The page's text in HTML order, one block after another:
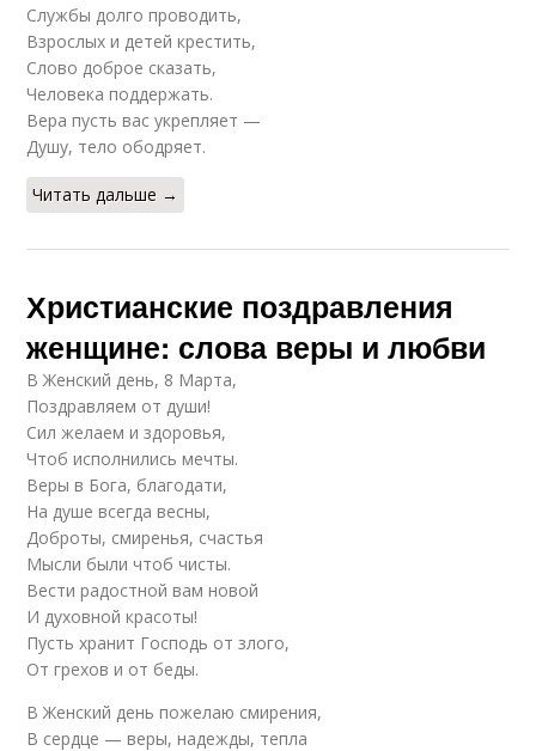
Службы долго проводить,
Взрослых и детей крестить,
Слово доброе сказать,
Человека поддержать.
Вера пусть вас укрепляет —
Душу, тело ободряет.
Читать дальше →
Христианские поздравления
женщине: слова веры и любви
В Женский день, 8 Марта,
Поздравляем от души!
Сил желаем и здоровья,
Чтоб исполнились мечты.
Веры в Бога, благодати,
На душе всегда весны,
Доброты, смиренья, счастья
Мысли были чтоб чисты.
Вести радостной вам новой
И духовной красоты!
Пусть хранит Господь от злого,
От грехов и от беды.
В Женский день пожелаю смирения,
В сердце — веры, надежды, тепла